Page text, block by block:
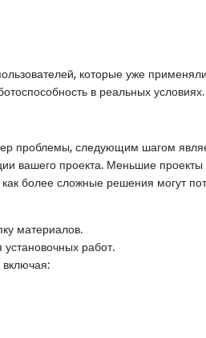
которые уже
в реальных условиях.
проблемы, следующим шагом
вашего проекта. Меньшие проекты
более сложные решения могут
материалов.
работ.